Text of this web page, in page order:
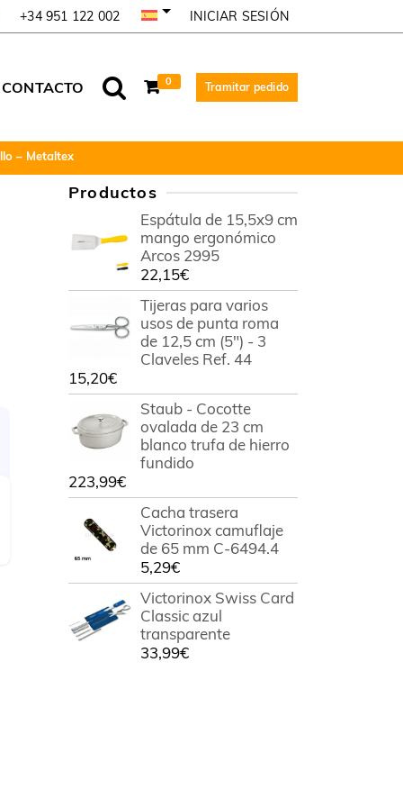
+34 951 122 002 INICIAR SESIÓN
CONTACTO 0 Tramitar pedido
– Metaltex
Productos
Espátula de 15,5x9 cm
mango ergonómico
Arcos 2995
22,15€
Tijeras para varios
usos de punta roma
de 12,5 cm (5") - 3
Claveles Ref. 44
15,20€
Staub - Cocotte
ovalada de 23 cm
blanco trufa de hierro
fundido
223,99€
Cacha trasera
Victorinox camuflaje
de 65 mm C-6494.4
5,29€
Victorinox Swiss Card
Classic azul
transparente
33,99€